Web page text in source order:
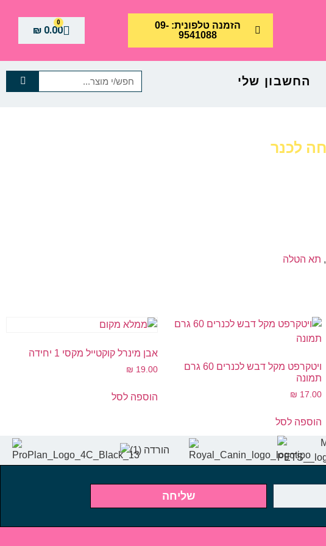
הזמנה טלפונית: 09-
9541088
₪0.00
0
החשבון שלי
לכנר
, תא הטלה
ויטקרפט מקל דבש לכנרים 60 גרם
תמונה
₪ 17.00
הוספה לסל
אבן מינרל קוקטייל מקסי 1 יחידה
₪ 19.00
הוספה לסל
שליחה